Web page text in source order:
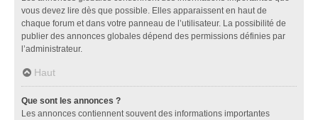
vous devez lire dès que possible. Elles apparaissent en haut de
chaque forum et dans votre panneau de l’utilisateur. La possibilité de
publier des annonces globales dépend des permissions définies par
l’administrateur.
Haut
Que sont les annonces ?
Les annonces contiennent souvent des informations importantes